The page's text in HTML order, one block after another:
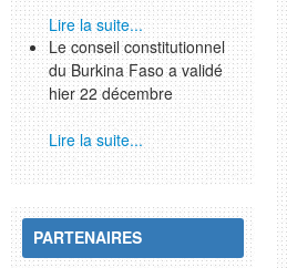
Lire la suite...
Le conseil constitutionnel
du Burkina Faso a validé
hier 22 décembre
Lire la suite...
PARTENAIRES